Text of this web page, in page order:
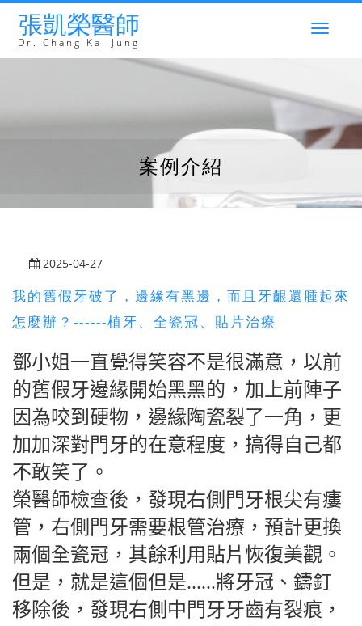
張凱榮醫師
Dr. Chang Kai Jung
案例介紹
2025-04-27
我的舊假牙破了，邊緣有黑邊，而且牙齦還腫起來
怎麼辦？------植牙、全瓷冠、貼片治療
鄧小姐一直覺得笑容不是很滿意，以前
的舊假牙邊緣開始黑黑的，加上前陣子
因為咬到硬物，邊緣陶瓷裂了一角，更
加加深對門牙的在意程度，搞得自己都
不敢笑了。
榮醫師檢查後，發現右側門牙根尖有瘻
管，右側門牙需要根管治療，預計更換
兩個全瓷冠，其餘利用貼片恢復美觀。
但是，就是這個但是......將牙冠、鑄釘
移除後，發現右側中門牙牙齒有裂痕，